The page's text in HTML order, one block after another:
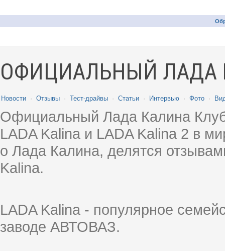
ОФИЦИАЛЬНЫЙ ЛАДА
Новости · Отзывы · Тест-драйвы · Статьи · Интервью · Фото ·
Официальный Лада Калина
LADA Kalina и LADA Kalina 2 в
о Лада Калина, делятся
Kalina.
LADA Kalina - популярное
заводе АВТОВАЗ.